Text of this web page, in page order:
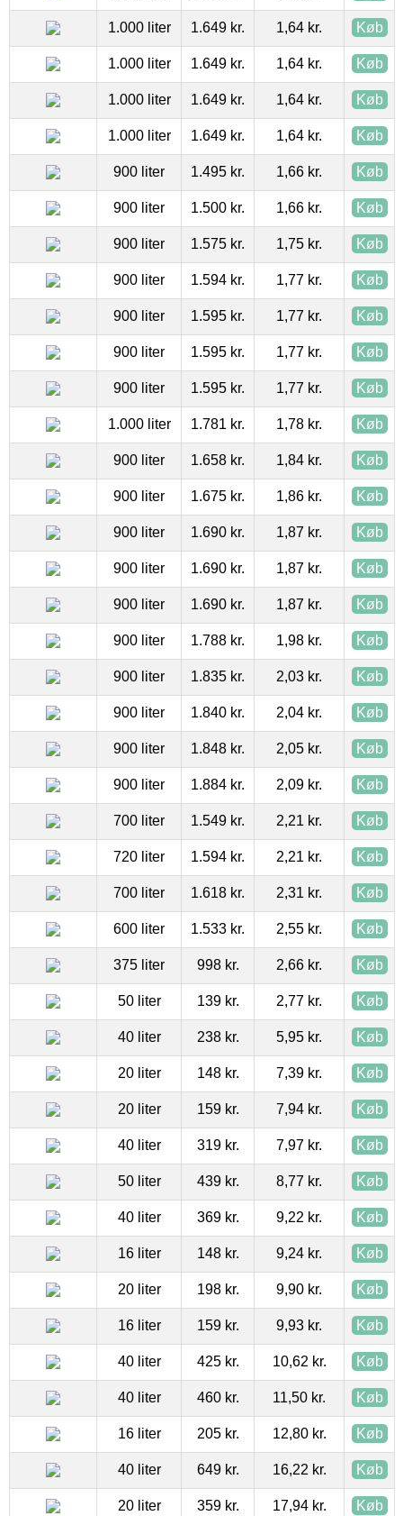
1.000 liter 1.649 kr. 1,64 kr. Køb
1.000 liter 1.649 kr. 1,64 kr. Køb
1.000 liter 1.649 kr. 1,64 kr. Køb
1.000 liter 1.649 kr. 1,64 kr. Køb
900 liter 1.495 kr. 1,66 kr. Køb
900 liter 1.500 kr. 1,66 kr. Køb
900 liter 1.575 kr. 1,75 kr. Køb
900 liter 1.594 kr. 1,77 kr. Køb
900 liter 1.595 kr. 1,77 kr. Køb
900 liter 1.595 kr. 1,77 kr. Køb
900 liter 1.595 kr. 1,77 kr. Køb
1.000 liter 1.781 kr. 1,78 kr. Køb
900 liter 1.658 kr. 1,84 kr. Køb
900 liter 1.675 kr. 1,86 kr. Køb
900 liter 1.690 kr. 1,87 kr. Køb
900 liter 1.690 kr. 1,87 kr. Køb
900 liter 1.690 kr. 1,87 kr. Køb
900 liter 1.788 kr. 1,98 kr. Køb
900 liter 1.835 kr. 2,03 kr. Køb
900 liter 1.840 kr. 2,04 kr. Køb
900 liter 1.848 kr. 2,05 kr. Køb
900 liter 1.884 kr. 2,09 kr. Køb
700 liter 1.549 kr. 2,21 kr. Køb
720 liter 1.594 kr. 2,21 kr. Køb
700 liter 1.618 kr. 2,31 kr. Køb
600 liter 1.533 kr. 2,55 kr. Køb
375 liter 998 kr. 2,66 kr. Køb
50 liter 139 kr. 2,77 kr. Køb
40 liter 238 kr. 5,95 kr. Køb
20 liter 148 kr. 7,39 kr. Køb
20 liter 159 kr. 7,94 kr. Køb
40 liter 319 kr. 7,97 kr. Køb
50 liter 439 kr. 8,77 kr. Køb
40 liter 369 kr. 9,22 kr. Køb
16 liter 148 kr. 9,24 kr. Køb
20 liter 198 kr. 9,90 kr. Køb
16 liter 159 kr. 9,93 kr. Køb
40 liter 425 kr. 10,62 kr. Køb
40 liter 460 kr. 11,50 kr. Køb
16 liter 205 kr. 12,80 kr. Køb
40 liter 649 kr. 16,22 kr. Køb
20 liter 359 kr. 17,94 kr. Køb